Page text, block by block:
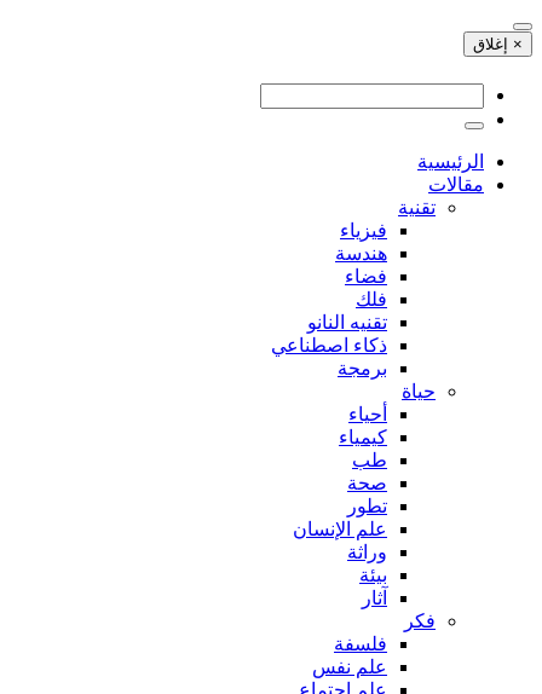
× إغلاق
الرئيسية
مقالات
تقنية
فيزياء
هندسة
فضاء
فلك
تقنيه النانو
ذكاء اصطناعي
برمجة
حياة
أحياء
كيمياء
طب
صحة
تطور
علم الإنسان
وراثة
بيئة
آثار
فكر
فلسفة
علم نفس